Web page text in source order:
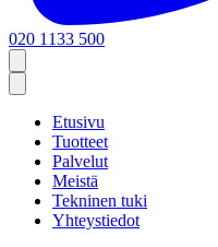
020 1133 500
Etusivu
Tuotteet
Palvelut
Meistä
Tekninen tuki
Yhteystiedot